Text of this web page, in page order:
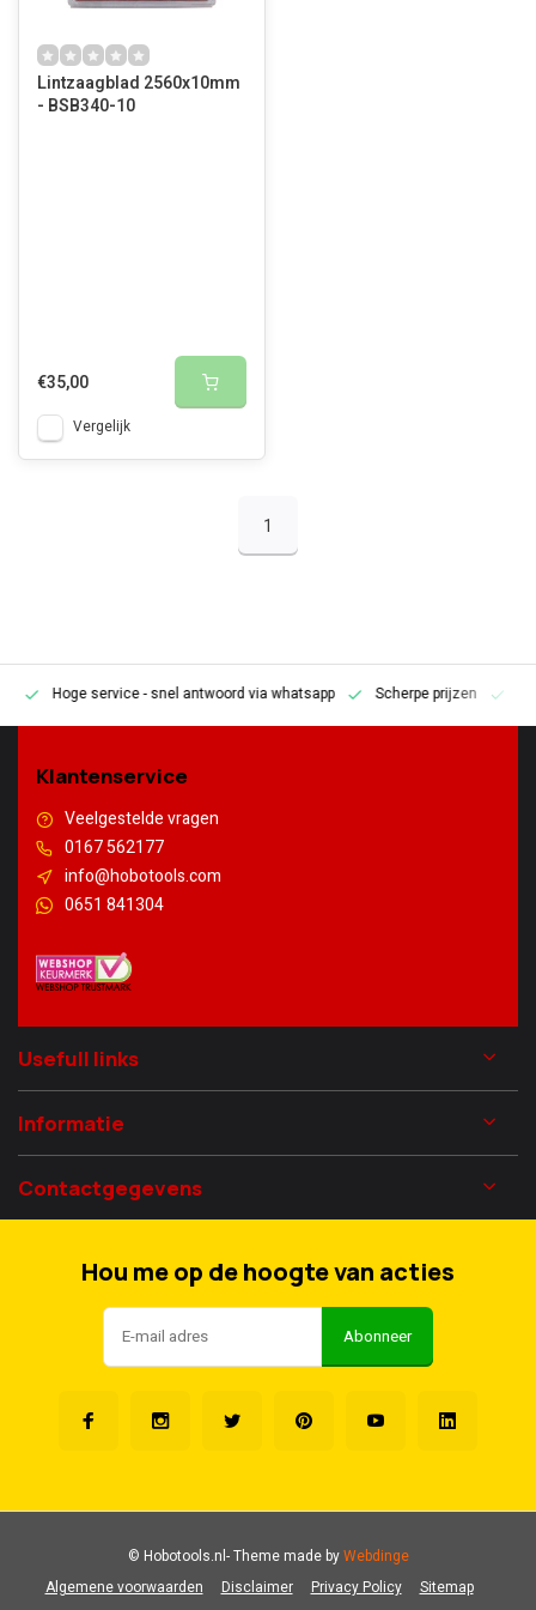
Lintzaagblad 2560x10mm
- BSB340-10
€35,00
Vergelijk
1
Hoge service- snel antwoord via whatsapp Scherpe prijzen
Klantenservice
Veelgestelde vragen
0167 562177
info@hobotools.com
0651 841304
Usefull links
Informatie
Contactgegevens
Hou me op de hoogte van acties
Abonneer
Algemene voorwaarden Disclaimer Privacy Policy Sitemap
© Hobotools.nl- Theme made byWebdinge